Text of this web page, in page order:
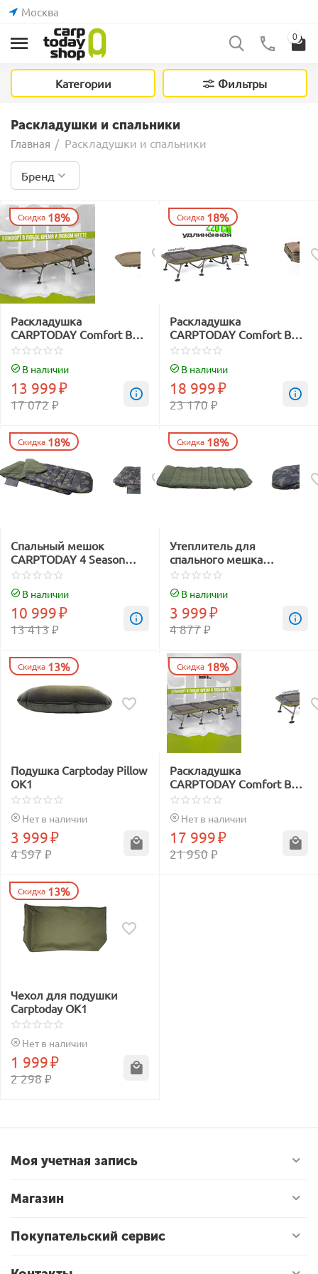
Москва
0
Категории Фильтры
Раскладушки и спальники
Главная / Раскладушки и спальники
Бренд
Скидка 18%
Раскладушка
CARPTODAY Comfort Bed
6 Leg
В наличии
17 072₽
13 999₽
Скидка 18%
Раскладушка
CARPTODAY Comfort Bed
8 Leg Long
В наличии
23 170₽
18 999₽
Скидка 18%
Спальный мешок
CARPTODAY 4 Season
Sleeping Bag
В наличии
13 413₽
10 999₽
Скидка 18%
Утеплитель для
спального мешка
CARPTODAY Sleeping Bag
Warm Layer
В наличии
4 877₽
3 999₽
Скидка 13%
Подушка Carptoday Pillow
OK1
Нет в наличии
4 597₽
3 999₽
Скидка 18%
Раскладушка
CARPTODAY Comfort Bed
8 Leg
Нет в наличии
21 950₽
17 999₽
Скидка 13%
Чехол для подушки
Carptoday OK1
Нет в наличии
2 298₽
1 999₽
Моя учетная запись
Магазин
Покупательский сервис